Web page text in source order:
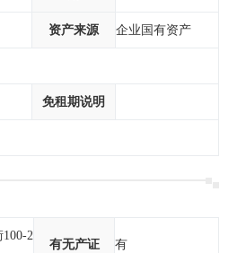
资产来源 企业国有资产
免租期说明
2
有无产证 有